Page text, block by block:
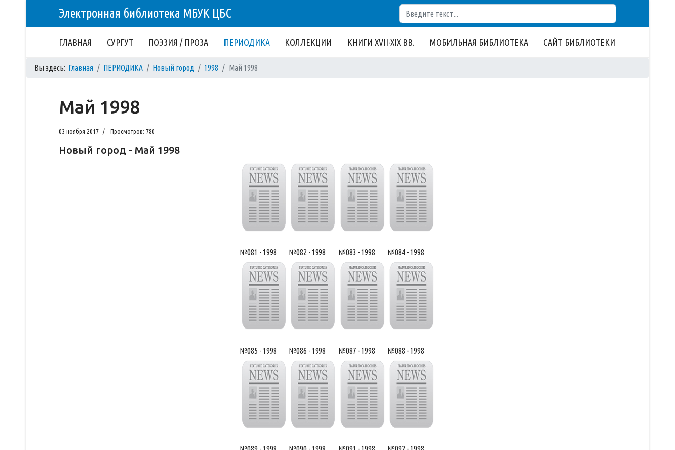
Электронная библиотека МБУК ЦБС
ГЛАВНАЯ СУРГУТ ПОЭЗИЯ / ПРОЗА ПЕРИОДИКА КОЛЛЕКЦИИ КНИГИ XVII-XIX ВВ. МОБИЛЬНАЯ БИБЛИОТЕКА САЙТ БИБЛИОТЕКИ
Вы здесь: Главная ПЕРИОДИКА Новый город 1998 Май 1998
Май 1998
03 ноября 2017 Просмотров: 780
Новый город - Май 1998
№081 - 1998 №082 - 1998 №083 - 1998 №084 - 1998
№085 - 1998 №086 - 1998 №087 - 1998 №088 - 1998